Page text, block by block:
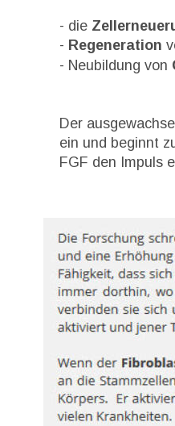
- die
- Regeneration
- Neubildung von
Der
ein und beginnt
FGF den Impuls